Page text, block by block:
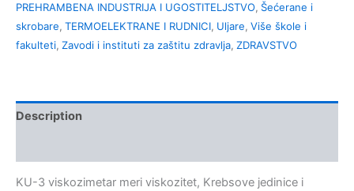
PREHRAMBENA INDUSTRIJA I UGOSTITELJSTVO, Šećerane i
skrobare, TERMOELEKTRANE I RUDNICI, Uljare, Više škole i
fakulteti, Zavodi i instituti za zaštitu zdravlja, ZDRAVSTVO
Description
KU-3 viskozimetar meri viskozitet, Krebsove jedinice i